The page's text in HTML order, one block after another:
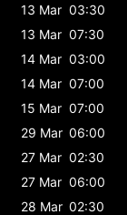
13 Mar 03:30
13 Mar 07:30
14 Mar 03:00
14 Mar 07:00
15 Mar 07:00
29 Mar 06:00
27 Mar 02:30
27 Mar 06:00
28 Mar 02:30